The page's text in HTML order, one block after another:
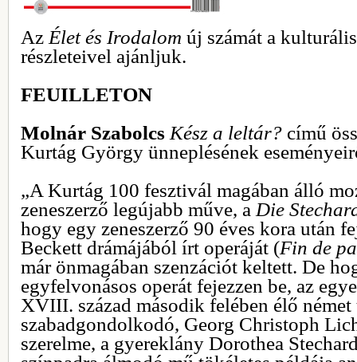
Az Élet és Irodalom új számát a
részleteivel ajánljuk.
FEUILLETON
Molnár Szabolcs Kész a leltár? című
Kurtág György ünneplésének
„A Kurtág 100 fesztivál magában álló
zeneszerző legújabb műve, a Die
hogy egy zeneszerző 90 éves kora után
Beckett drámájából írt operáját (Fin de
már önmagában szenzációt keltett. De
egyfelvonásos operát fejezzen be, az
XVIII. század második felében élő német
szabadgondolkodó, Georg Christoph
szerelme, a gyereklány Dorothea